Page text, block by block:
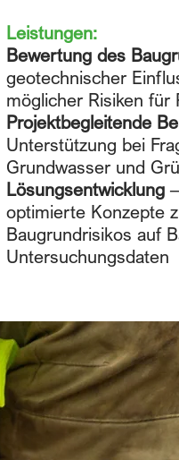
Leistungen:
Bewertung des
geotechnischer
möglicher Risiken für
Projektbegleitende
Unterstützung bei
Grundwasser und
Lösungsentwicklung
optimierte Konzepte
Baugrundrisikos auf
Untersuchungsdaten